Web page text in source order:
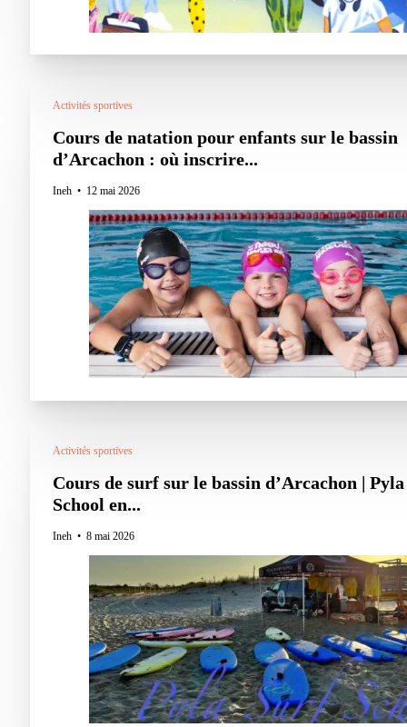
Activités sportives
Cours de natation pour enfants sur le bassin
d’Arcachon : où inscrire...
Ineh 12 mai 2026
Activités sportives
Cours de surf sur le bassin d’Arcachon |
School en...
Ineh 8 mai 2026